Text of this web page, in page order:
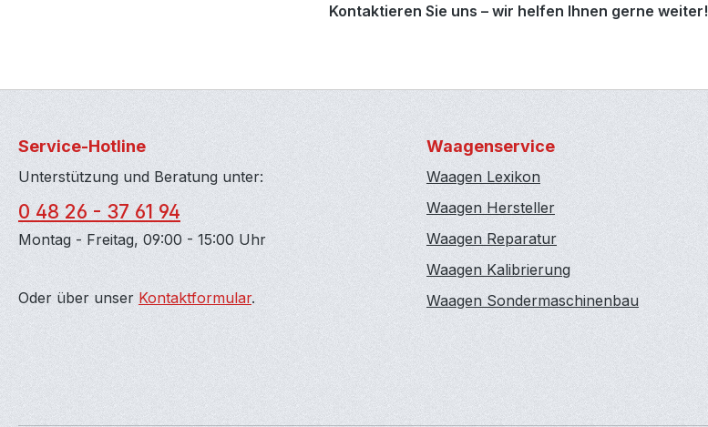
Kontaktieren Sie uns – wir helfen Ihnen gerne weiter!
Service-Hotline
Unterstützung und Beratung unter:
0 48 26 - 37 61 94
Montag - Freitag, 09:00 - 15:00 Uhr
Oder über unser Kontaktformular.
Waagenservice
Waagen Lexikon
Waagen Hersteller
Waagen Reparatur
Waagen Kalibrierung
Waagen Sondermaschinenbau